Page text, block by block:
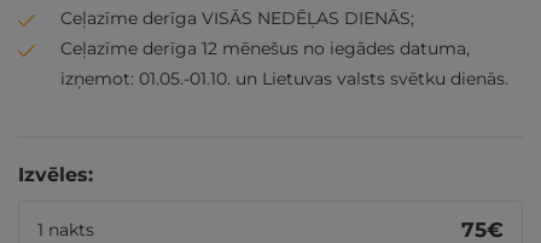
Ceļazīme derīga VISĀS NEDĒĻAS DIENĀS;
Ceļazīme derīga 12 mēnešus no iegādes datuma,
izņemot: 01.05.-01.10. un Lietuvas valsts svētku dienās.
Izvēles:
1 nakts 75€